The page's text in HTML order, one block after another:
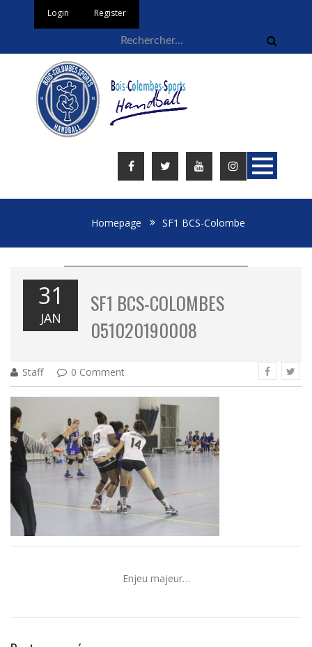
Login Register
Homepage SF1 BCS-Colombe
31
JAN
SF1 BCS-COLOMBES
051020190008
Staff 0 Comment
Enjeu majeur…